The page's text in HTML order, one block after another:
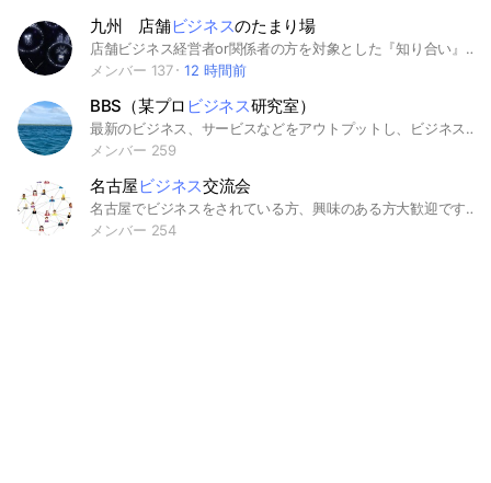
九州 店舗ビジネスのたまり場
店舗ビジネス経営者or関係者の方を対象とした『知り合い』を増やしたい方。 参加者のセミナー情報の共有、告知。 事業家としての有益な情報の共有 をメインにしていきます。 定期的に勉強会や交流会を行い、ご縁を広げていって欲しく、立ち上げました！ セミナーやガチの交流会などの かしこまった場所ではなく、他の事業家との『普段着の様な交流』を通して シナジーを生んでいきましょう！ ⭐️ ※東北、関東、中部、関西、九州 エリア別に解説しております。 情報交換や交流を通して事業拡大のキッカケを作る社交場です(^^)
メンバー 137
12 時間前
BBS（某プロ ビジネス研究室）
最新のビジネス、サービスなどをアウトプットし、ビジネスの研究をするグループチャットです。ご自身のビジネスやこれからの時代を生き抜くためのヒントや知識を得ていただければと思います。
メンバー 259
名古屋 ビジネス交流会
名古屋でビジネスをされている方、興味のある方大歓迎です！情報をシェアし合いましょう！
メンバー 254